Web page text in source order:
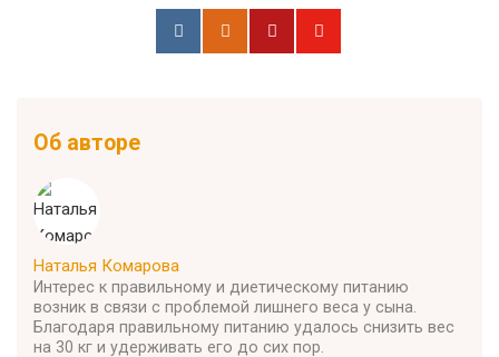
Об авторе
Наталья Комарова
Интерес к правильному и диетическому питанию
возник в связи с проблемой лишнего веса у сына.
Благодаря правильному питанию удалось снизить вес
на 30 кг и удерживать его до сих пор.